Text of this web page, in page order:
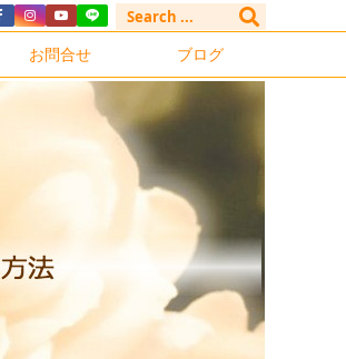
お問合せ ブログ